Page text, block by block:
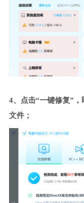
4、点击“一键修复”
文件；